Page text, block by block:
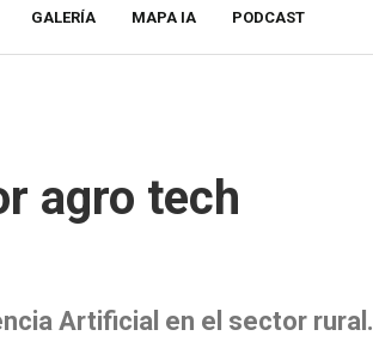
GALERÍA MAPA IA PODCAST
agro tech
Artificial en el sector rural.